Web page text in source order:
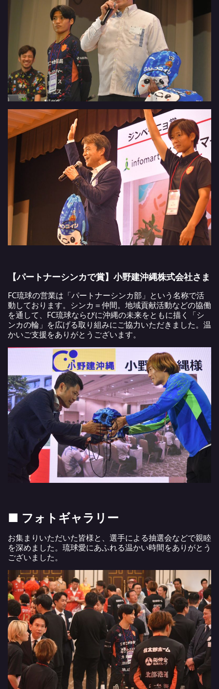
【パートナーシンカで賞】小野建沖縄株式会社さま
FC琉球の営業は「パートナーシンカ部」という名称で活
動しております。シンカ＝仲間。地域貢献活動などの協働
を通して、FC琉球ならびに沖縄の未来をともに描く「シ
ンカの輪」を広げる取り組みにご協力いただきました。温
かいご支援をありがとうございます。
■ フォトギャラリー
お集まりいただいた皆様と、選手による抽選会などで親睦
を深めました。琉球愛にあふれる温かい時間をありがとう
ございました。